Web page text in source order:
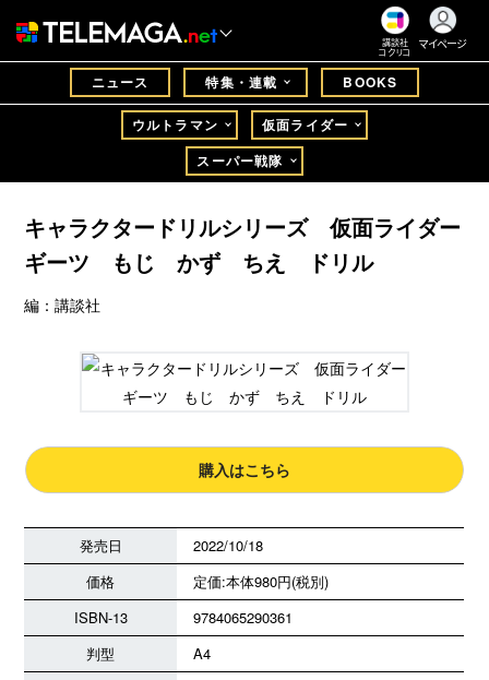
講談社
コクリコ
マイページ
ニュース 特集・連載 BOOKS
ウルトラマン
仮面ライダー
スーパー戦隊
キャラクタードリルシリーズ 仮面ライダー
ギーツ もじ かず ちえ ドリル
編：講談社
購入はこちら
発売日
2022/10/18
価格
定価:本体980円(税別)
ISBN-13
9784065290361
判型
A4